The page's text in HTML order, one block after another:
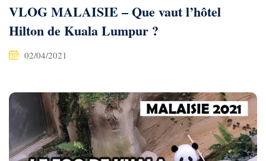
VLOG MALAISIE – Que vaut l’hôtel
Hilton de Kuala Lumpur ?
02/04/2021